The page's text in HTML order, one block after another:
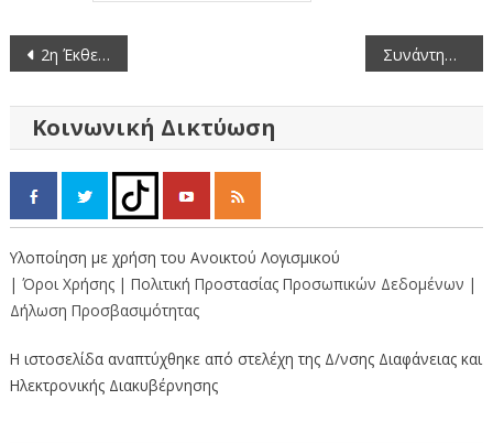
Πλοήγηση
2η Έκθεση Ιστορικών Οχημάτων Καστοριάς με την Ομάδα Κλασικών Οχημάτων & την Υποστήριξης της Π.Ε. Καστοριάς. Συνάντηση Εργασίας για τη Διαχείριση της Λίμνης μεταξύ εκπροσώπων της ΠΕ Καστοριάς, Δήμου Καστοριάς & στελεχών του ΟΦΥΠΕΚΑ.
Κοινωνική Δικτύωση
Υλοποίηση με χρήση του Ανοικτού Λογισμικού
| Όροι Χρήσης | Πολιτική Προστασίας Προσωπικών Δεδομένων |
Δήλωση Προσβασιμότητας
Η ιστοσελίδα αναπτύχθηκε από στελέχη της Δ/νσης Διαφάνειας και
Ηλεκτρονικής Διακυβέρνησης